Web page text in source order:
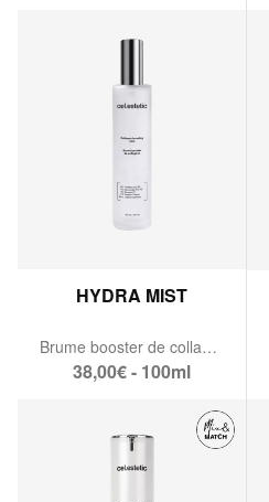
HYDRA MIST
Brume booster de collagène
38,00€ - 100ml